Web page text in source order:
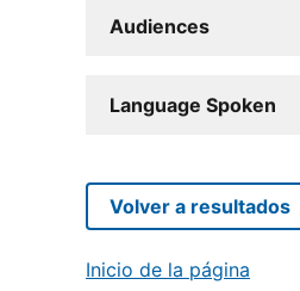
Audiences
Language Spoken
Volver a resultados
Inicio de la página